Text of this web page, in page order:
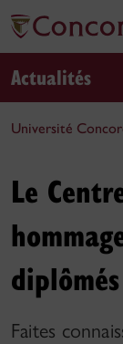
Actualités
Université
Le
Faites